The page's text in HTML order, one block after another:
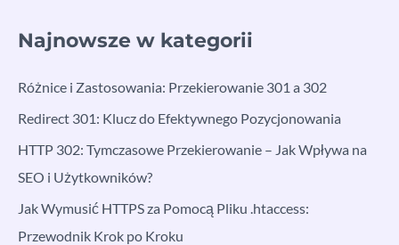
Najnowsze w kategorii
Różnice i Zastosowania: Przekierowanie 301 a 302
Redirect 301: Klucz do Efektywnego Pozycjonowania
HTTP 302: Tymczasowe Przekierowanie – Jak Wpływa na
SEO i Użytkowników?
Jak Wymusić HTTPS za Pomocą Pliku .htaccess:
Przewodnik Krok po Kroku